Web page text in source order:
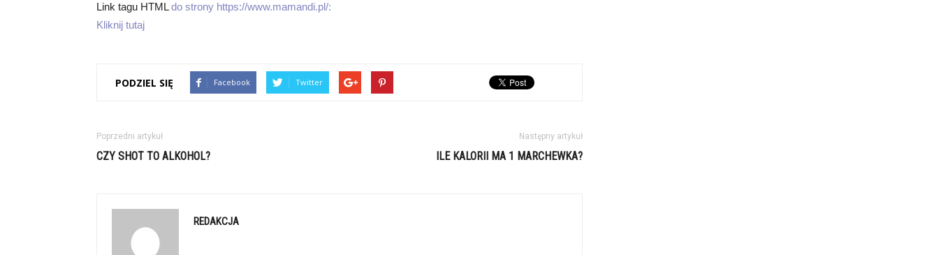
Link tagu HTMLdo strony https://www.mamandi.pl/:
Kliknij tutaj
PODZIEL SIĘ Facebook Twitter
Poprzedni artykuł
CZY SHOT TO ALKOHOL?
Następny artykuł
ILE KALORII MA 1 MARCHEWKA?
REDAKCJA